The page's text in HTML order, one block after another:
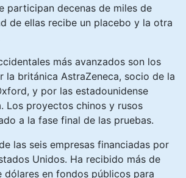
participan decenas de miles de
de ellas recibe un placebo y la otra
más avanzados son los
la británica AstraZeneca, socio de la
y por las estadounidense
Los proyectos chinos y rusos
a la fase final de las pruebas.
las seis empresas financiadas por
Unidos. Ha recibido más de
dólares en fondos públicos para